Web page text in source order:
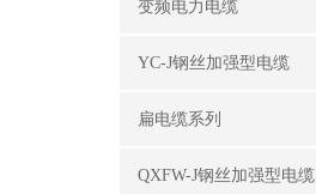
变频电力电缆
YC-J钢丝加强型电缆
扁电缆系列
QXFW-J钢丝加强型电缆